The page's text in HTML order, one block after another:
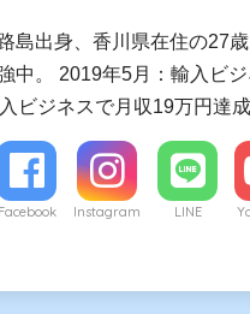
島出身、香川県在住の27
中。 2019年5月：輸入ビ
ビジネスで月収19万円達成
Facebook Instagram LINE